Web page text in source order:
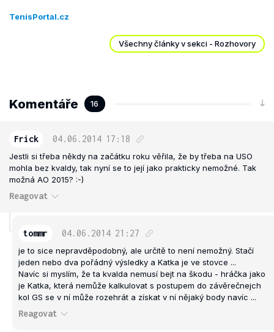
TenisPortal.cz
Všechny články v sekci - Rozhovory
Komentáře 16
Frick 04.06.2014 17:18
Jestli si třeba někdy na začátku roku věřila, že by třeba na USO
mohla bez kvaldy, tak nyní se to její jako prakticky nemožné. Tak
možná AO 2015? :-)
Reagovat
tommr 04.06.2014 21:27
je to sice nepravděpodobný, ale určitě to není nemožný. Stačí
jeden nebo dva pořádný výsledky a Katka je ve stovce ...
Navíc si myslím, že ta kvalda nemusí bejt na škodu - hráčka jako
je Katka, která nemůže kalkulovat s postupem do závěrečnejch
kol GS se v ní může rozehrát a získat v ní nějaký body navíc ...
Reagovat